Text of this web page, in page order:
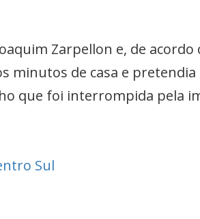
Zarpellon e, de acordo
minutos de casa e pretendia
que foi interrompida pela
Sul